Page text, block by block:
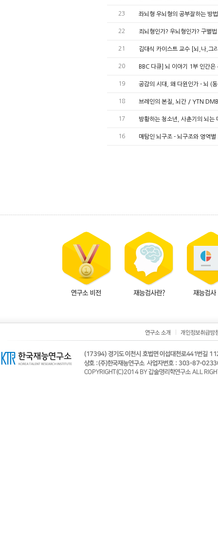
23 좌뇌형 우뇌형의 공부잘하는 방
22 죄뇌형인가? 우뇌형인가? 구별
21 김대식 카이스트 교수 [뇌,나,그
20 BBC 다큐] 뇌 이야기 1부 인간
19 공감의 시대, 왜 다윈인가 - 뇌 (
18 브레인의 본질, 뇌간 / YTN
17 방황하는 청소년, 사춘기의 뇌
16 매탐인 뇌구조 - 뇌구조와 영역